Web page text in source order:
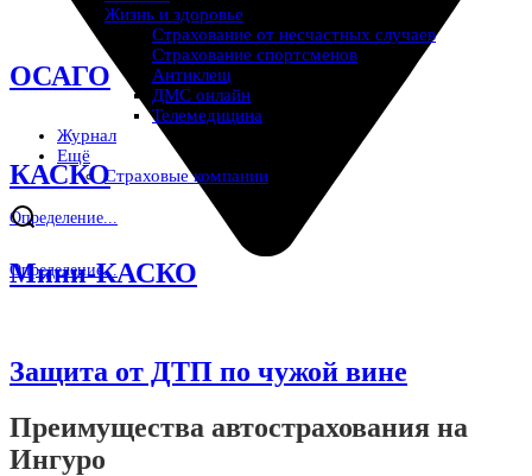
Определение...
Определение...
Жизнь и здоровье
Страхование от несчастных случаев
Страхование спортсменов
Антиклещ
ДМС онлайн
Телемедицина
Журнал
Ещё
Страховые компании
ОСАГО
КАСКО
Мини-КАСКО
Защита от ДТП по чужой вине
Преимущества автострахования на
Ингуро